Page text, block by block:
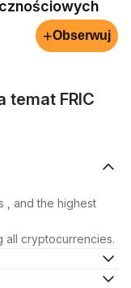
+Obserwuj
temat FRIC
, and the highest
all cryptocurrencies.